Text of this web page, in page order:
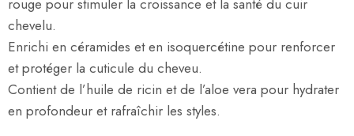
chevelu.
Enrichi en céramides et en isoquercétine pour renforcer
et protéger la cuticule du cheveu.
Contient de l’huile de ricin et de l’aloe vera pour hydrater
en profondeur et rafraîchir les styles.